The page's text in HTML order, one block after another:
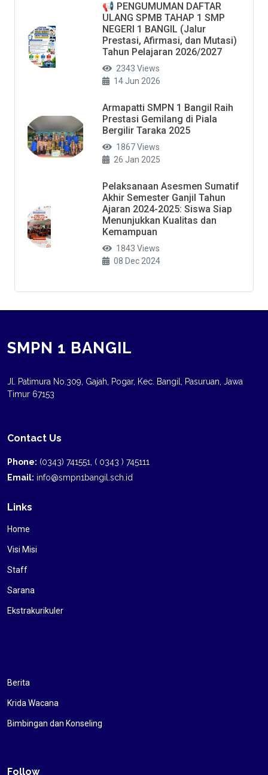
📢 PENGUMUMAN DAFTAR
ULANG SPMB TAHAP 1 SMP
NEGERI 1 BANGIL (Jalur
Prestasi, Afirmasi, dan Mutasi)
Tahun Pelajaran 2026/2027
2343 Views
14 Jun 2026
Armapatti SMPN 1 Bangil Raih
Prestasi Gemilang di Piala
Bergilir Taraka 2025
1867 Views
26 Jan 2025
Pelaksanaan Asesmen Sumatif
Akhir Semester Ganjil Tahun
Ajaran 2024-2025: Siswa Siap
Menunjukkan Kualitas dan
Kemampuan
1843 Views
08 Dec 2024
SMPN 1 BANGIL
Jl. Patimura No.309, Gajah, Pogar, Kec. Bangil, Pasuruan, Jawa
Timur 67153
Contact Us
Phone: (0343) 741551, ( 0343 ) 745111
Email: info@smpn1bangil.sch.id
Links
Home
Visi Misi
Staff
Sarana
Ekstrakurikuler
Berita
Krida Wacana
Bimbingan dan Konseling
Follow